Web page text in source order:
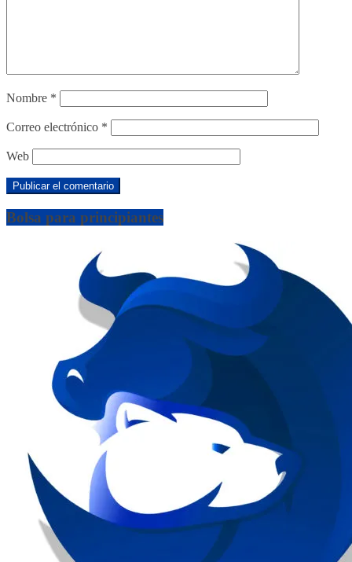
Nombre *
Correo electrónico *
Web
Bolsa para principiantes